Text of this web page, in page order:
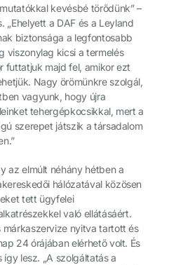
kevésbé törődünk” –
„Ehelyett a DAF és a Leyland
biztonsága a legfontosabb
viszonylag kicsi a termelés
futtatjuk majd fel, amikor ezt
Nagy örömünkre szolgál,
vagyunk, hogy újra
tehergépkocsikkal, mert a
szerepet játszik a társadalom
az elmúlt néhány hétben a
hálózatával közösen
tett ügyfelei
való ellátásáért.
márkaszervize nyitva tartott és
24 órájában elérhető volt. És
lesz. „A szolgáltatás a